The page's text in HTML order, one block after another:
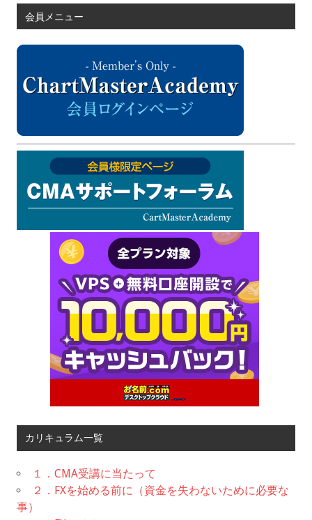
会員メニュー
カリキュラム一覧
１．CMA受講に当たって
２．FXを始める前に（資金を失わないために必要な
事）